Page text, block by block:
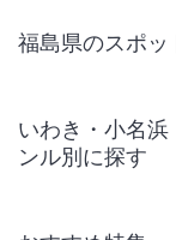
福島県のスポ
いわき・小名
ンル別に探す